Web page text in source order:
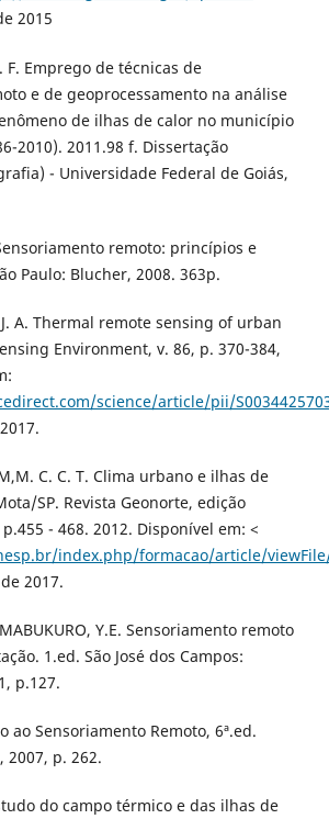
2015
F. Emprego de técnicas de
e de geoprocessamento na análise
de ilhas de calor no município
2010). 2011.98 f. Dissertação
- Universidade Federal de Goiás,
remoto: princípios e
Paulo: Blucher, 2008. 363p.
J. A. Thermal remote sensing of urban
Environment, v. 86, p. 370-384,
science/article/pii/
C. C. T. Clima urbano e ilhas de
SP. Revista Geonorte, edição
- 468. 2012. Disponível em: <
index.php/formacao/article/
2017.
Y.E. Sensoriamento remoto
1.ed. São José dos Campos:
p.127.
ao Sensoriamento Remoto, 6ª.ed.
2007, p. 262.
do campo térmico e das ilhas de